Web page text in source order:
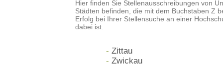
Hier finden Sie Stellenausschreibungen von
Städten befinden, die mit dem Buchstaben Z
Erfolg bei Ihrer Stellensuche an einer
dabei ist.
- Zittau
- Zwickau